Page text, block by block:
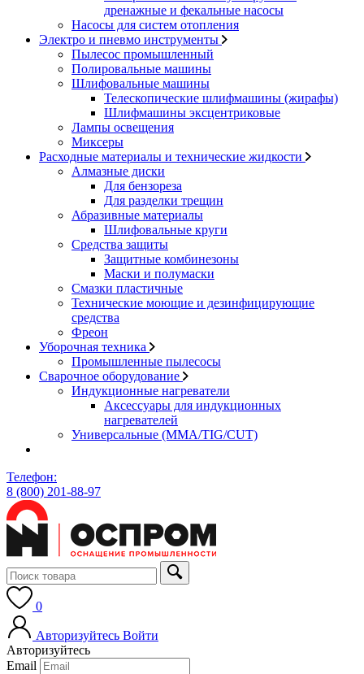
дренажные и фекальные насосы
Насосы для систем отопления
Электро и пневмо инструменты
Пылесос промышленный
Полировальные машины
Шлифовальные машины
Телескопические шлифмашины (жирафы)
Шлифмашины эксцентриковые
Лампы освещения
Миксеры
Расходные материалы и технические жидкости
Алмазные диски
Для бензореза
Для разделки трещин
Абразивные материалы
Шлифовальные круги
Средства защиты
Защитные комбинезоны
Маски и полумаски
Смазки пластичные
Технические моющие и дезинфицирующие
средства
Фреон
Уборочная техника
Промышленные пылесосы
Сварочное оборудование
Индукционные нагреватели
Аксессуары для индукционных
нагревателей
Универсальные (MMA/TIG/CUT)
Телефон:
8 (800) 201-88-97
0
Авторизуйтесь Войти
Авторизуйтесь
Email